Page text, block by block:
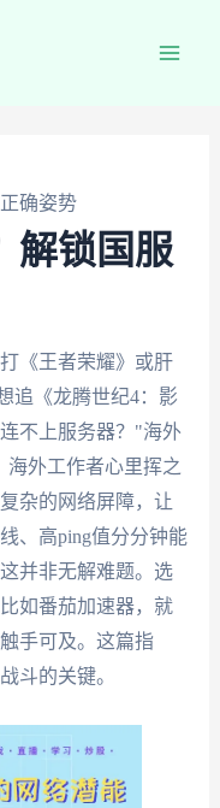
确姿势
解锁国服
《王者荣耀》或肝
追《龙腾世纪4：影
不上服务器？"海外
外工作者心里挥之
杂的网络屏障，让
、高ping值分分钟能
并非无解难题。选
如番茄加速器，就
手可及。这篇指
斗的关键。